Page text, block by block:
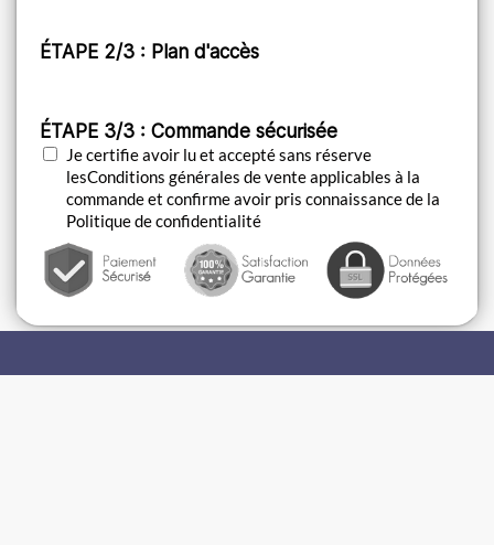
ÉTAPE 2/3 : Plan d'accès
ÉTAPE 3/3 : Commande sécurisée
Je certifie avoir lu et accepté sans réserve
lesConditions générales de venteapplicables à la
commande et confirme avoir pris connaissance de la
Politique de confidentialité